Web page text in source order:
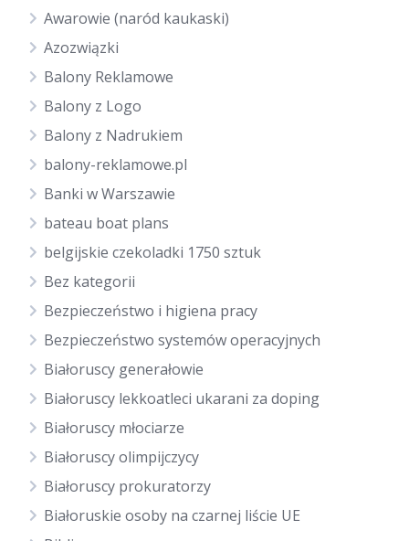
Awarowie (naród kaukaski)
Azozwiązki
Balony Reklamowe
Balony z Logo
Balony z Nadrukiem
balony-reklamowe.pl
Banki w Warszawie
bateau boat plans
belgijskie czekoladki 1750 sztuk
Bez kategorii
Bezpieczeństwo i higiena pracy
Bezpieczeństwo systemów operacyjnych
Białoruscy generałowie
Białoruscy lekkoatleci ukarani za doping
Białoruscy młociarze
Białoruscy olimpijczycy
Białoruscy prokuratorzy
Białoruskie osoby na czarnej liście UE